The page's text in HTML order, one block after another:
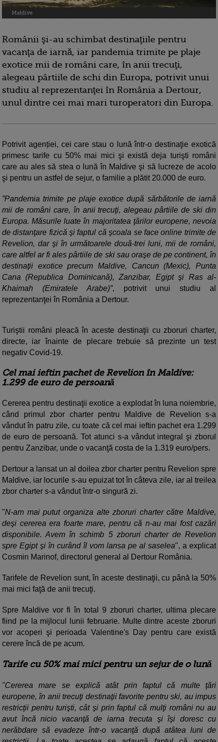
Maldive
Românii şi-au schimbat destinaţiile pentru
vacanţa de iarnă, iar pandemia trimite pe plaje
exotice mii de români care, în anii trecuţi,
alegeau pârtiile de schi din Europa, potrivit unui
studiu al reprezentanţei în România a Dertour,
unul dintre cei mai mari turoperatori din Europa.
Potrivit agenției, cei care stau o lună într-o destinaţie exotică
primesc tarife cu 50% mai mici şi există deja turişti români
care au ales să stea o lună în Maldive şi să lucreze de acolo
şi pentru un astfel de sejur, o familie a plătit 20.000 de euro.
”Pandemia trimite pe plaje exotice după sărbătorile de iarnă
mii de români care, în anii trecuţi, alegeau pârtiile de ski din
Europa. Măsurile luate în majoritatea ţărilor europene, nevoia
de distanţare fizică şi faptul că şcoala se face online trimite de
Revelion, dar şi în următoarele două-trei luni, mii de români,
care altfel ar fi ales pârtiile de ski sau oraşe de pe continent, în
destinaţii exotice precum Maldive, Cancun (Mexic), Punta
Cana (Republica Dominicană), Zanzibar, Egipt şi Ras al-
Khaimah (Emiratele Arabe)”, potrivit unui studiu al
reprezentanţei în România a Dertour.
Turiştii români pleacă în aceste destinaţii cu zboruri charter,
directe, iar înainte de plecare trebuie să prezinte un test
negativ Covid-19.
Cel mai ieftin pachet de Revelion în Maldive:
1.299 de euro de persoană
Cererea pentru destinaţii exotice a explodat în luna noiembrie,
când primul zbor charter pentru Maldive de Revelion s-a
vândut în patru zile, cu toate că cel mai ieftin pachet era 1.299
de euro de persoană. Tot atunci s-a vândut integral şi zborul
pentru Zanzibar, unde o vacanţă costa de la 1.319 euro/pers.
Dertour a lansat un al doilea zbor charter pentru Revelion spre
Maldive, iar locurile s-au epuizat tot în câteva zile, iar al treilea
zbor charter s-a vândut într-o singură zi.
"N-am mai putut organiza alte zboruri charter către Maldive,
deşi cererea era foarte mare, pentru că n-au mai fost cazări
disponibile. Avem în schimb 5 zboruri charter de Revelion
spre Egipt şi în curând îl vom lansa pe al saselea", a explicat
Cosmin Marinof, directorul general al Dertour România.
Tarifele de Revelion sunt, în aceste destinaţii, cu până la 50%
mai mici faţă de anii trecuţi.
Spre Maldive vor fi în total 9 zboruri charter, ultima plecare
fiind pe la mijlocul lunii februarie. Multe dintre aceste zboruri
vor acoperi şi perioada Valentine's Day pentru care există
cerere încă de pe acum.
Tarife cu 50% mai mici pentru un sejur de o lună
"Cererea mare se explică atât prin faptul că multe ţări
europene, în anii trecuţi destinaţii favorite pentru ski, au impus
restricţii pentru turişti, cât şi prin faptul că mulţi români nu au
avut încă nicio vacanţă de iarna trecuta şi îşi doresc cu
nerăbdare să evadeze într-o vacanţă după atâtea luni de